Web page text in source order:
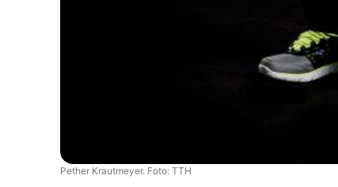
Pether Krautmeyer. Foto: TTH